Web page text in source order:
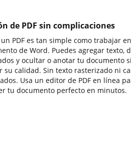
de PDF sin complicaciones
PDF es tan simple como trabajar
de Word. Puedes agregar texto,
y ocultar o anotar tu documento
su calidad. Sin texto rasterizado ni
Usa un editor de PDF en línea
tu documento perfecto en minutos.